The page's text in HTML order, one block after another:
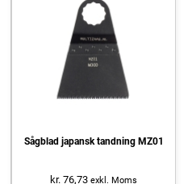
Sågblad japansk tandning MZ01
kr. 76,73 exkl. Moms